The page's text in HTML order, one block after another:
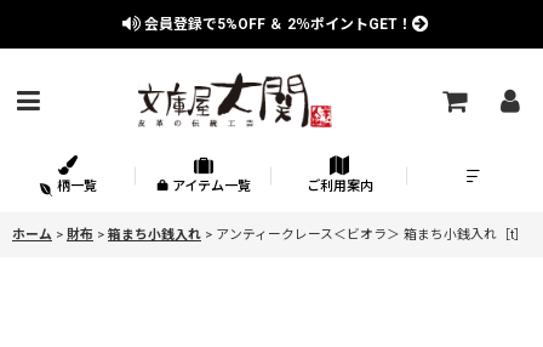
会員登録で5%OFF ＆ 2％ポイントGET！
柄一覧 アイテム一覧 ご利用案内
ホーム > 財布 > 箱まち小銭入れ > アンティークレース＜ビオラ＞ 箱まち小銭入れ［t］